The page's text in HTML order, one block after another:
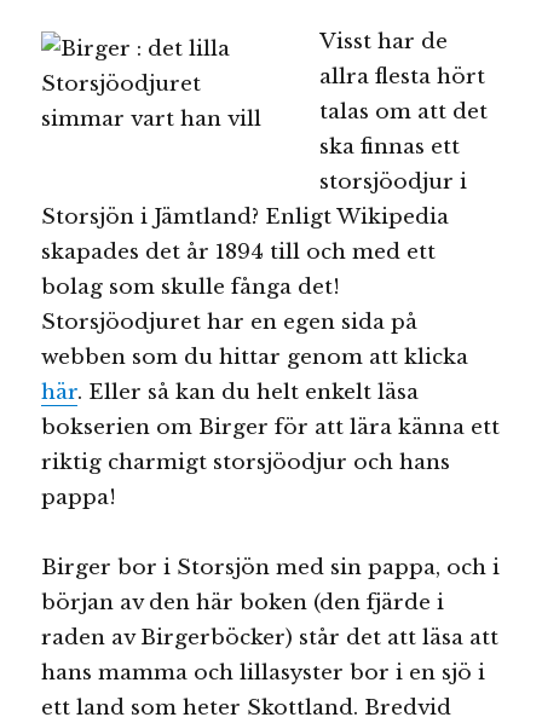
Visst har de
allra flesta hört
talas om att det
ska finnas ett
storsjöodjur i
Storsjön i Jämtland? Enligt Wikipedia
skapades det år 1894 till och med ett
bolag som skulle fånga det!
Storsjöodjuret har en egen sida på
webben som du hittar genom att klicka
här. Eller så kan du helt enkelt läsa
bokserien om Birger för att lära känna ett
riktig charmigt storsjöodjur och hans
pappa!
Birger bor i Storsjön med sin pappa, och i
början av den här boken (den fjärde i
raden av Birgerböcker) står det att läsa att
hans mamma och lillasyster bor i en sjö i
ett land som heter Skottland. Bredvid